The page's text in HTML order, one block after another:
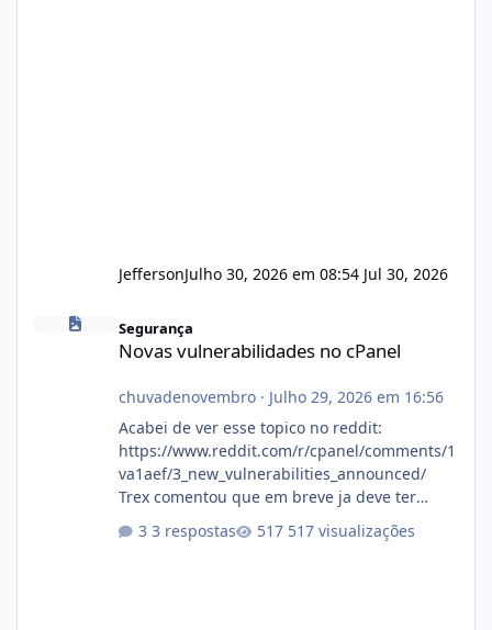
JeffersonJulho 30, 2026 em 08:54 Jul 30, 2026
Segurança
Novas vulnerabilidades no cPanel
chuvadenovembro· Julho 29, 2026 em 16:56
Acabei de ver esse topico no reddit:
https://www.reddit.com/r/cpanel/comments/1
va1aef/3_new_vulnerabilities_announced/
Trex comentou que em breve ja deve ter
3 respostas 517 visualizações